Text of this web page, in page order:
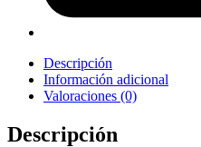
Descripción
Información adicional
Valoraciones (0)
Descripción